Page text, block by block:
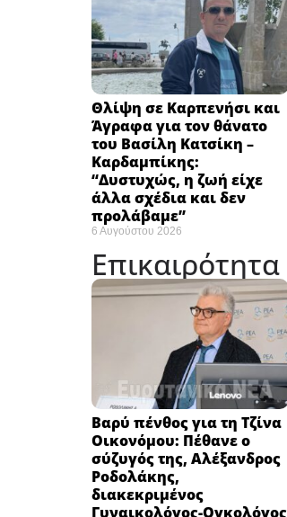
Θλίψη σε Καρπενήσι και
Άγραφα για τον θάνατο
του Βασίλη Κατσίκη –
Καρδαμπίκης:
“Δυστυχώς, η ζωή είχε
άλλα σχέδια και δεν
προλάβαμε”
6 Αυγούστου 2026
Επικαιρότητα
Βαρύ πένθος για τη Τζίνα
Οικονόμου: Πέθανε ο
σύζυγός της, Αλέξανδρος
Ροδολάκης,
διακεκριμένος
Γυναικολόγος-Ογκολόγος